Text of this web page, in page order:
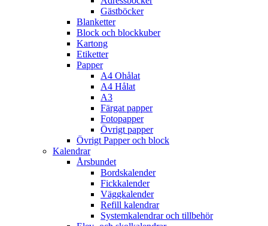
Gästböcker
Blanketter
Block och blockkuber
Kartong
Etiketter
Papper
A4 Ohålat
A4 Hålat
A3
Färgat papper
Fotopapper
Övrigt papper
Övrigt Papper och block
Kalendrar
Årsbundet
Bordskalender
Fickkalender
Väggkalender
Refill kalendrar
Systemkalendrar och tillbehör